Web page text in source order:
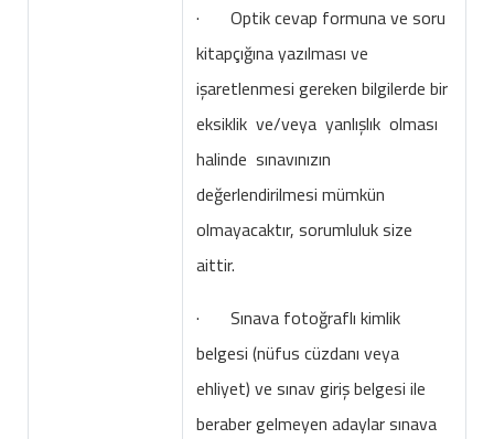
· Optik cevap formuna ve soru
kitapçığına yazılması ve
işaretlenmesi gereken bilgilerde bir
eksiklik ve/veya yanlışlık olması
halinde sınavınızın
değerlendirilmesi mümkün
olmayacaktır, sorumluluk size
aittir.
· Sınava fotoğraflı kimlik
belgesi (nüfus cüzdanı veya
ehliyet) ve sınav giriş belgesi ile
beraber gelmeyen adaylar sınava